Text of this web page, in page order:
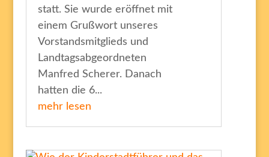
statt. Sie wurde eröffnet mit
einem Grußwort unseres
Vorstandsmitglieds und
Landtagsabgeordneten
Manfred Scherer. Danach
hatten die 6...
mehr lesen